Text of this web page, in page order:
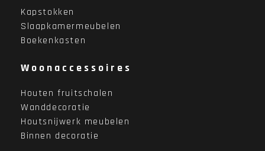
Kapstokken
Slaapkamermeubelen
Boekenkasten
Woonaccessoires
Houten fruitschalen
Wanddecoratie
Houtsnijwerk meubelen
Binnen decoratie